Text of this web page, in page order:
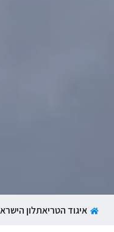
איגוד הטריאתלון